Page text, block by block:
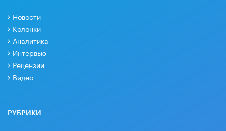
Новости
Колонки
Аналитика
Интервью
Рецензии
Видео
РУБРИКИ